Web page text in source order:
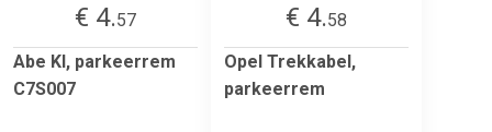
€ 4.57
Abe Kl, parkeerrem
C7S007
€ 4.58
Opel Trekkabel,
parkeerrem